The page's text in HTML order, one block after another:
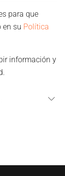
para que
en su Política
información y